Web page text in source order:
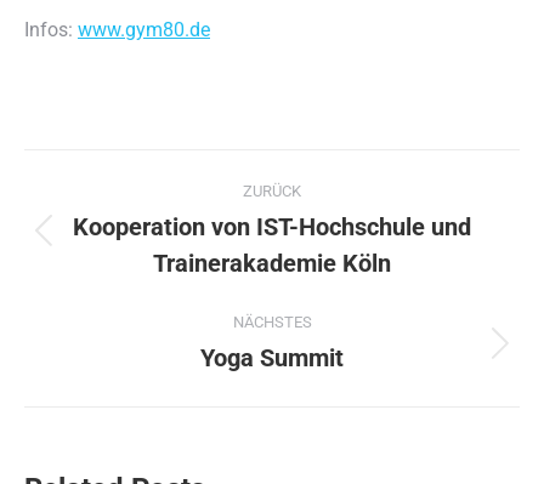
Infos: www.gym80.de
Kommentarnavigation
ZURÜCK
Beitrag:
Kooperation von IST-Hochschule und
Trainerakademie Köln
NÄCHSTES
Nächster
Yoga Summit